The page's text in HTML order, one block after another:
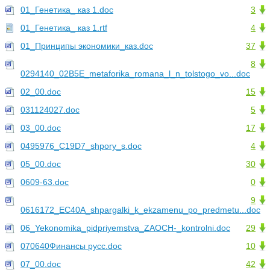
3
01_Генетика_ каз 1.doc
4
01_Генетика_ каз 1.rtf
37
01_Принципы экономики_каз.doc
8
0294140_02B5E_metaforika_romana_l_n_tolstogo_vo...doc
15
02_00.doc
5
031124027.doc
17
03_00.doc
4
0495976_C19D7_shpory_s.doc
30
05_00.doc
0
0609-63.doc
9
0616172_EC40A_shpargalki_k_ekzamenu_po_predmetu...doc
29
06_Yekonomika_pidpriyemstva_ZAOCH-_kontrolni.doc
10
070640Финансы русс.doc
42
07_00.doc